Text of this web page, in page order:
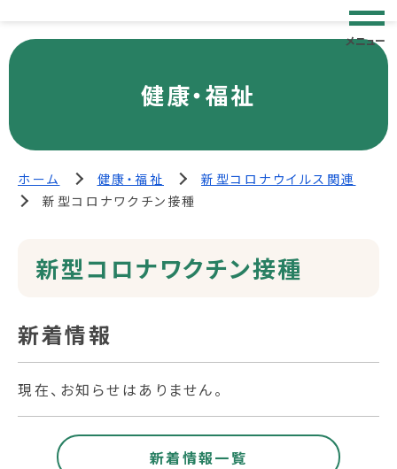
メニュー
健康・福祉
ホーム 健康・福祉
新型コロナウイルス関連
新型コロナワクチン接種
新型コロナワクチン接種
新着情報
現在、お知らせはありません。
新着情報一覧